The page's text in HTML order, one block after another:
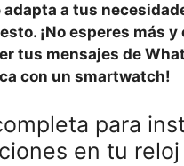
adapta a tus
¡No esperes más y
tus mensajes de
con un smartwatch!
para
en tu reloj